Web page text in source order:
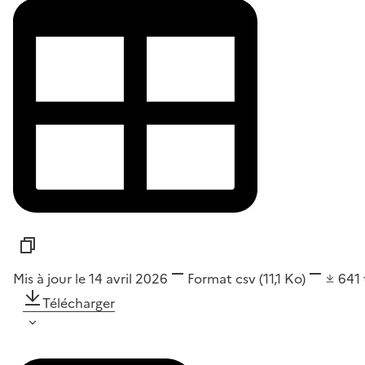
Mis à jour le 14 avril 2026 Format csv(11,1 Ko) 641
Télécharger